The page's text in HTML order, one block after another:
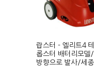
랍스터 - 엘리트4
롭스터 배터리모델
방향으로 발사/세